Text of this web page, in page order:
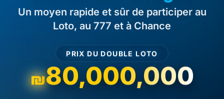
Un moyen rapide et sûr de participer au
Loto, au 777 et à Chance
₪40,000,000
PRIX DU DOUBLE LOTO
₪80,000,000